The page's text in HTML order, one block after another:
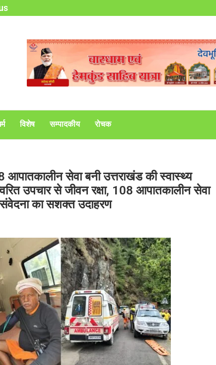
विशेष सम्पादकीय रोचक
सेवा बनी उत्तराखंड की स्वास्थ्य
उपचार से जीवन रक्षा, 108 आपातकालीन सेवा
संवेदना का सशक्त उदाहरण